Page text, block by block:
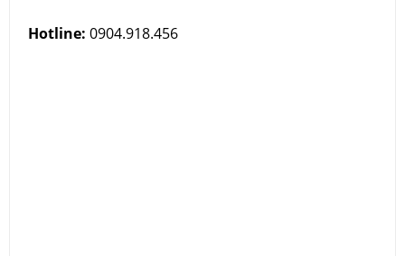
Hotline: 0904.918.456